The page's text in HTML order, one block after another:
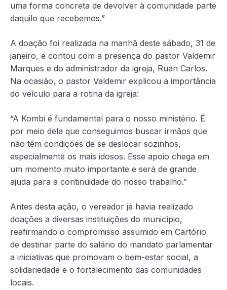
uma forma concreta de devolver à comunidade parte
daquilo que recebemos.”
A doação foi realizada na manhã deste sábado, 31 de
janeiro, e contou com a presença do pastor Valdemir
Marques e do administrador da igreja, Ruan Carlos.
Na ocasião, o pastor Valdemir explicou a importância
do veículo para a rotina da igreja:
“A Kombi é fundamental para o nosso ministério. É
por meio dela que conseguimos buscar irmãos que
não têm condições de se deslocar sozinhos,
especialmente os mais idosos. Esse apoio chega em
um momento muito importante e será de grande
ajuda para a continuidade do nosso trabalho.”
Antes desta ação, o vereador já havia realizado
doações a diversas instituições do município,
reafirmando o compromisso assumido em Cartório
de destinar parte do salário do mandato parlamentar
a iniciativas que promovam o bem-estar social, a
solidariedade e o fortalecimento das comunidades
locais.